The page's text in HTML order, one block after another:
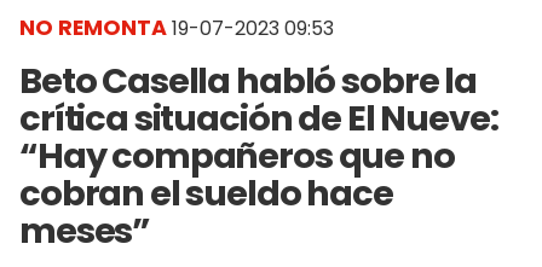
NO REMONTA19-07-2023 09:53
Beto Casella habló sobre la
crítica situación de El Nueve:
“Hay compañeros que no
cobran el sueldo hace
meses”